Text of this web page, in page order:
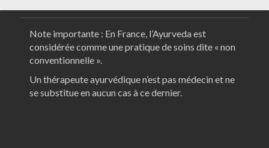
Note importante : En France, l’Ayurveda est
considérée comme une pratique de soins dite « non
conventionnelle ».
Un thérapeute ayurvédique n’est pas médecin et ne
se substitue en aucun cas à ce dernier.